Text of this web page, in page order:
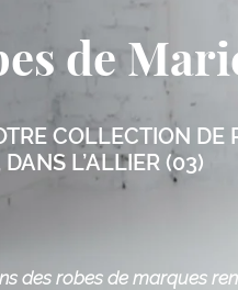
de
COLLECTION DE
L’ALLIER (03)
des robes de marques